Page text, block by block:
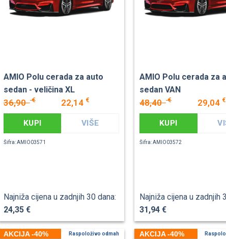
AMIO Polu cerada za auto
sedan - veličina XL
36,90€ 22,14 €
KUPI VIŠE
Šifra: AMIO03571
Najniža cijena u zadnjih 30 dana:
24,35 €
AMIO Polu cerada za
sedan VAN
48,40€ 29,04 €
KUPI
Šifra: AMIO03572
Najniža cijena u zadnjih
31,94 €
AKCIJA -40% Raspoloživo odmah AKCIJA -40%